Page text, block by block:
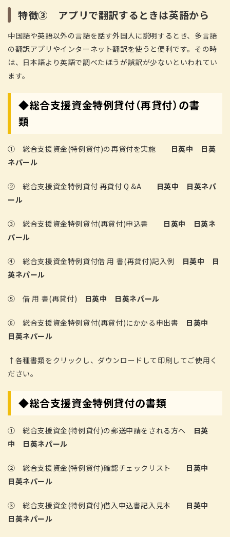
特徴③ アプリで翻訳するときは英語から
中国語や英語以外の言語を話す外国人に説明するとき、多言語
の翻訳アプリやインターネット翻訳を使うと便利です。その時
は、日本語より英語で調べたほうが誤訳が少ないといわれてい
ます。
◆総合支援資金特例貸付（再貸付）の書
類
① 総合支援資金(特例貸付)の再貸付を実施 日英中
日英
ネパール
② 総合支援資金特例貸付 再貸付 Q &A 日英中
日英ネパ
ール
③ 総合支援資金特例貸付(再貸付)申込書 日英中
日英ネ
パール
④ 総合支援資金特例貸付借 用 書(再貸付)記入例 日英中
日
英ネパール
⑤ 借 用 書(再貸付) 日英中 日英ネパール
⑥ 総合支援資金特例貸付(再貸付)にかかる申出書 日英中
日英ネパール
↑各種書類をクリックし、ダウンロードして印刷してご使用く
ださい。
◆総合支援資金特例貸付の書類
① 総合支援資金(特例貸付)の郵送申請をされる方へ
日英
中
日英ネパール
② 総合支援資金(特例貸付)確認チェックリスト 日英中
日英ネパール
③ 総合支援資金(特例貸付)借入申込書記入見本 日英中
日英ネパール